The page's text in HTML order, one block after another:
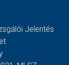
Jelentés